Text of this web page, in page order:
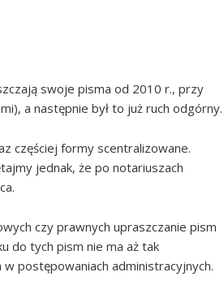
swoje pisma od 2010 r., przy
a następnie był to już ruch odgórny.
częściej formy scentralizowane.
jednak, że po notariuszach
czy prawnych upraszczanie pism
do tych pism nie ma aż tak
postępowaniach administracyjnych.